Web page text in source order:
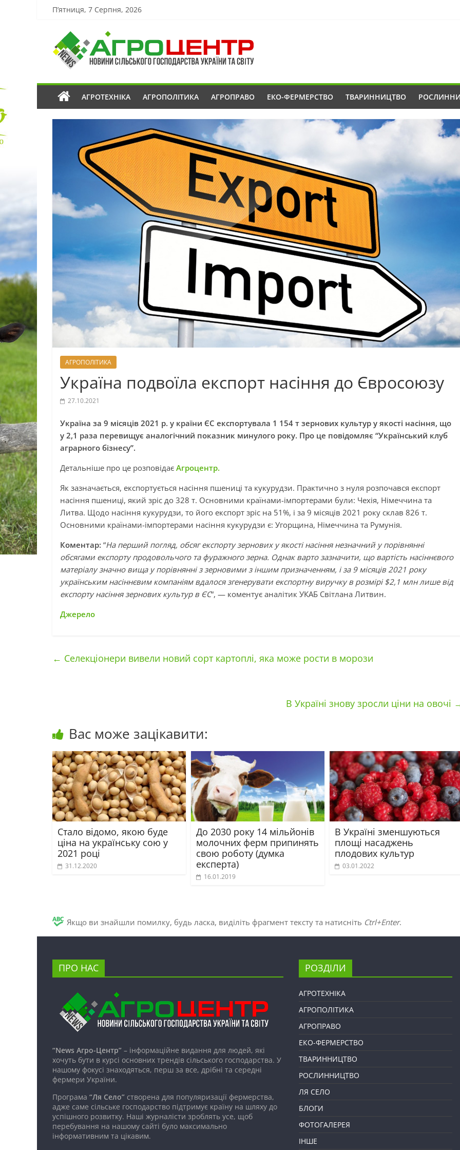
П’ятниця, 7 Серпня, 2026
АГРОТЕХНІКА АГРОПОЛІТИКА АГРОПРАВО ЕКО-ФЕРМЕРСТВО ТВАРИННИЦТВО
АГРОПОЛІТИКА
Україна подвоїла експорт насіння до Євросоюзу
27.10.2021
Україна за 9 місяців 2021 р. у країни ЄС експортувала 1 154 т зернових культур у якості насіння, що
у 2,1 раза перевищує аналогічний показник минулого року. Про це повідомляє “Український клуб
аграрного бізнесу”.
Детальніше про це розповідає Агроцентр.
Як зазначається, експортується насіння пшениці та кукурудзи. Практично з нуля розпочався експорт
насіння пшениці, який зріс до 328 т. Основними країнами-імпортерами були: Чехія, Німеччина та
Литва. Щодо насіння кукурудзи, то його експорт зріс на 51%, і за 9 місяців 2021 року склав 826 т.
Основними країнами-імпортерами насіння кукурудзи є: Угорщина, Німеччина та Румунія.
Коментар: “На перший погляд, обсяг експорту зернових у якості насіння незначний у порівнянні
обсягами експорту продовольчого та фуражного зерна. Однак варто зазначити, що вартість насіннєвого
матеріалу значно вища у порівнянні з зерновими з іншим призначенням, і за 9 місяців 2021 року
українським насіннєвим компаніям вдалося згенерувати експортну виручку в розмірі $2,1 млн лише від
експорту насіння зернових культур в ЄС“, — коментує аналітик УКАБ Світлана Литвин.
Джерело
← Селекціонери вивели новий сорт картоплі, яка може рости в морози
В Україні знову зросли ціни на овочі
Вас може зацікавити:
Стало відомо, якою буде
ціна на українську сою у
2021 році
31.12.2020
До 2030 року 14 мільйонів
молочних ферм припинять
свою роботу (думка
експерта)
16.01.2019
В Україні зменшуються
площі насаджень
плодових культур
03.01.2022
Якщо ви знайшли помилку, будь ласка, виділіть фрагмент тексту та натисніть Ctrl+Enter.
ПРО НАС
“News Агро-Центр” – інформаційне видання для людей, які
хочуть бути в курсі основних трендів сільського господарства. У
нашому фокусі знаходяться, перш за все, дрібні та середні
фермери України.
Програма “Ля Село” створена для популяризації фермерства,
адже саме сільське господарство підтримує країну на шляху до
успішного розвитку. Наші журналісти зроблять усе, щоб
перебування на нашому сайті було максимально
інформативним та цікавим.
РОЗДІЛИ
АГРОТЕХНІКА
АГРОПОЛІТИКА
АГРОПРАВО
ЕКО-ФЕРМЕРСТВО
ТВАРИННИЦТВО
РОСЛИННИЦТВО
ЛЯ СЕЛО
БЛОГИ
ФОТОГАЛЕРЕЯ
ІНШЕ